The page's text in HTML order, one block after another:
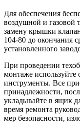
Для обеспечения
воздушной и газовой
замену крышки
104-80 до окончания
установленного
При проведении
монтаже используйте
инструменты. Все
принадлежности,
укладывайте в ящик
время ремонта
мер безопасности,